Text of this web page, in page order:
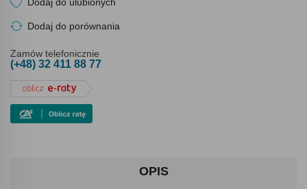
Dodaj do ulubionych
Dodaj do porównania
Zamów telefonicznie
(+48) 32 411 88 77
OPIS